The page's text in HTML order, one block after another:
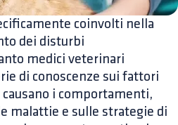
coinvolti nella
dei disturbi
medici veterinari
di conoscenze sui fattori
i comportamenti,
malattie e sulle strategie di